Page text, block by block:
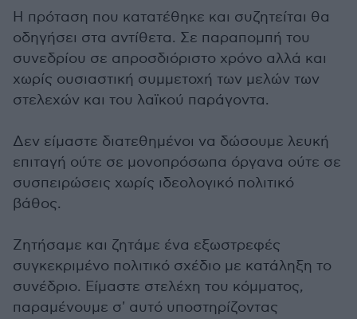
Η πρόταση που κατατέθηκε και συζητείται θα
οδηγήσει στα αντίθετα. Σε παραπομπή του
συνεδρίου σε απροσδιόριστο χρόνο αλλά και
χωρίς ουσιαστική συμμετοχή των μελών των
στελεχών και του λαϊκού παράγοντα.
Δεν είμαστε διατεθημένοι να δώσουμε λευκή
επιταγή ούτε σε μονοπρόσωπα όργανα ούτε σε
συσπειρώσεις χωρίς ιδεολογικό πολιτικό
βάθος.
Ζητήσαμε και ζητάμε ένα εξωστρεφές
συγκεκριμένο πολιτικό σχέδιο με κατάληξη το
συνέδριο. Είμαστε στελέχη του κόμματος,
παραμένουμε σ' αυτό υποστηρίζοντας